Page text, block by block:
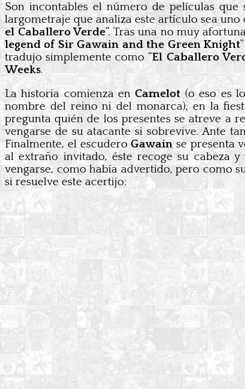
Son incontables el número de películas que
largometraje que analiza este artículo sea
el Caballero Verde“. Tras una no muy
legend of Sir Gawain and the Green Knight”
tradujo simplemente como “El Caballero
Weeks.
La historia comienza en Camelot (o eso es
nombre del reino ni del monarca), en la
pregunta quién de los presentes se atreve a
vengarse de su atacante si sobrevive. Ante
Finalmente, el escudero Gawain se presenta
al extraño invitado, éste recoge su cabeza
vengarse, como había advertido, pero como
si resuelve este acertijo: